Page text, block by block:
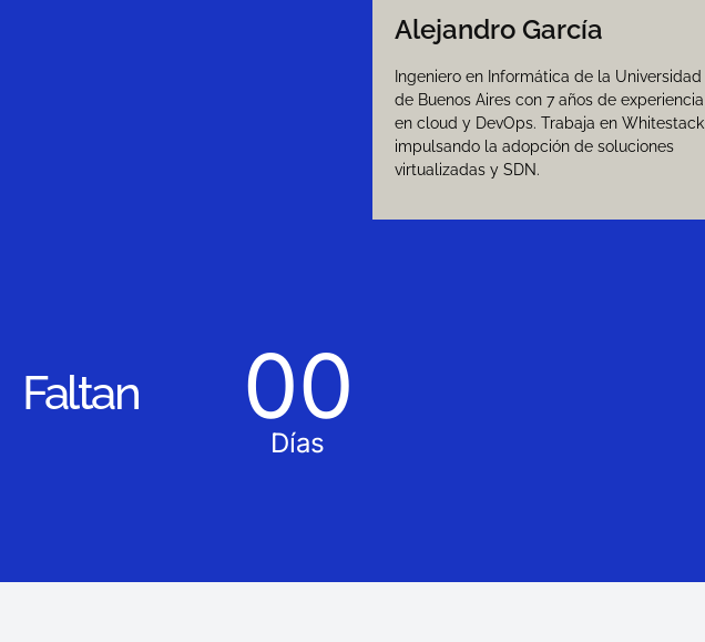
Alejandro García
Ingeniero en Informática de la Universidad
de Buenos Aires con 7 años de experiencia
en cloud y DevOps. Trabaja en Whitestack,
impulsando la adopción de soluciones
virtualizadas y SDN.
Faltan 00
Días